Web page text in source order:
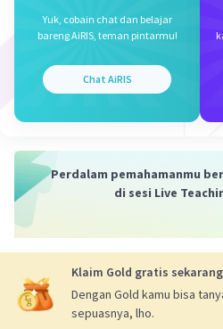
Yuk, cobain chat dan belajar
bareng AiRIS, teman pintarmu!
Chat AiRIS
Perdalam pemahamanmu
di sesi Live
Klaim Gold gratis
Dengan Gold kamu bisa
sepuasnya, lho.